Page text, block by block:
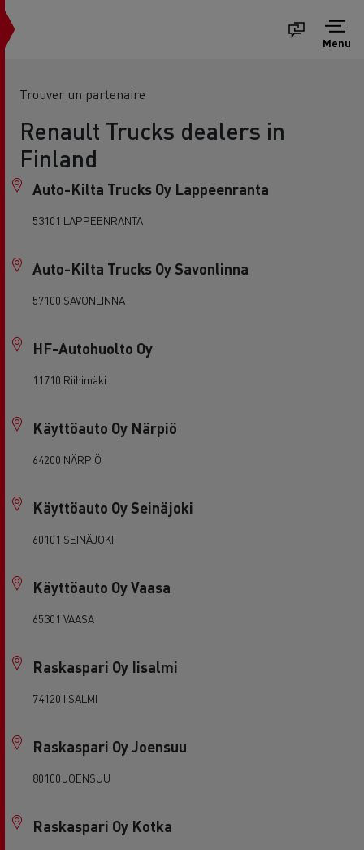
Menu
Trouver un partenaire
Renault Trucks dealers in
Finland
Auto-Kilta Trucks Oy Lappeenranta
53101 LAPPEENRANTA
Auto-Kilta Trucks Oy Savonlinna
57100 SAVONLINNA
HF-Autohuolto Oy
11710 Riihimäki
Käyttöauto Oy Närpiö
64200 NÄRPIÖ
Käyttöauto Oy Seinäjoki
60101 SEINÄJOKI
Käyttöauto Oy Vaasa
65301 VAASA
Raskaspari Oy Iisalmi
74120 IISALMI
Raskaspari Oy Joensuu
80100 JOENSUU
Raskaspari Oy Kotka